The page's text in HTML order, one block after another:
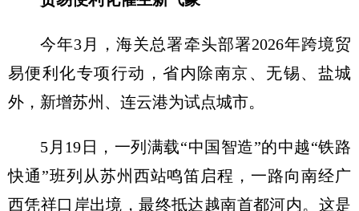
今年3月，海关总署牵头部署2026年跨境贸
易便利化专项行动，省内除南京、无锡、盐城
外，新增苏州、连云港为试点城市。
5月19日，一列满载“中国智造”的中越“铁路
快通”班列从苏州西站鸣笛启程，一路向南经广
西凭祥口岸出境，最终抵达越南首都河内。这是